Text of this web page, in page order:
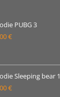
33.00 €
PUBG 3
€Raspon
od
19.00 €
do
Sleeping bear 1
€Raspon